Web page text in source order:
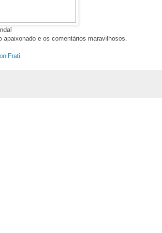
apaixonado e os comentários maravilhosos.